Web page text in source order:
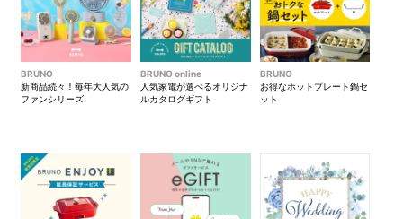
・掲載商品の色合い、サイズの多少の差異はご了
承ください。
・一時的な品切れ、モデルチェンジの節は、同格
又は後継の商品に変更させていただく場合がござ
います。
・ポイントと現金の引換えはいたしません。
《交換商品配送について》
・お申込みから約1～2週間でお届けいたします。
BRUNO
新商品続々！毎年大人気の
ファンシリーズ
BRUNO online
人気家電が選べるオリジナ
ルカタログギフト
BRUNO
お得なホットプレート鍋セ
ット